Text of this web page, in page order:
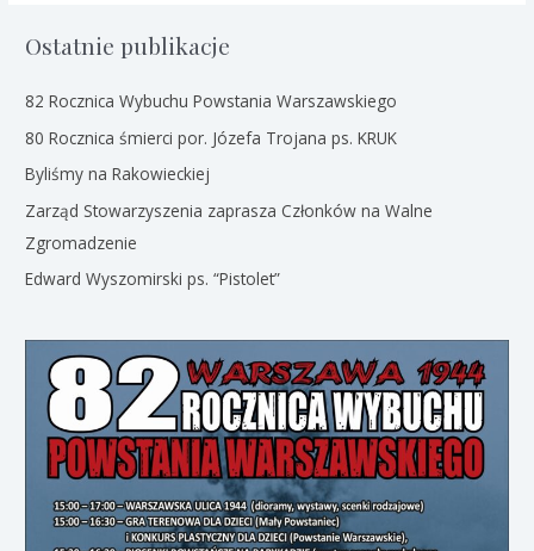
Ostatnie publikacje
82 Rocznica Wybuchu Powstania Warszawskiego
80 Rocznica śmierci por. Józefa Trojana ps. KRUK
Byliśmy na Rakowieckiej
Zarząd Stowarzyszenia zaprasza Członków na Walne
Zgromadzenie
Edward Wyszomirski ps. “Pistolet”